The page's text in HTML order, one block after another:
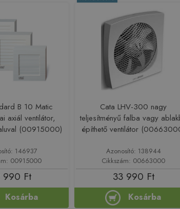
B 10 Matic
axiál ventilátor,
(00915000)
146937
00915000
990 Ft
Kosárba
Cata LHV-300 nagy
teljesítményű falba vagy
építhető ventilátor
Azonosító: 138944
Cikkszám: 00663000
33 990 Ft
Kosárba